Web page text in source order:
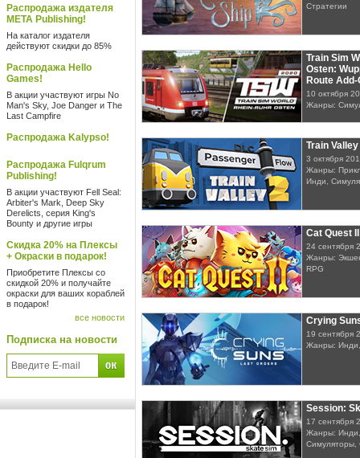
Распродажа издателя
META Publishing!
На каталог издателя
действуют скидки до 85%
Распродажа Hello
Games!
В акции участвуют игры No
Man's Sky, Joe Danger и The
Last Campfire
Распродажа Kalypso!
Распродажа Fulqrum
Publishing!
В акции участвуют Fell Seal:
Arbiter's Mark, Deep Sky
Derelicts, серия King's
Bounty и другие игры
Скидка 20% на Плексы
+ Окраски в подарок!
Приобретите Плексы со
скидкой 20% и получайте
окраски для ваших кораблей
в подарок!
все новости
Подписка на новости
Стратегии
Train Sim
Osten:
Route Add-
10 октября
Жанры:
Train
3 октября
Жанры:
Инди,
Cat Quest II
24 сентября
Жанры:
RPG
Crying
19 сентября
Жанры: Инди,
Session:
17 сентября
Жанры:
Симуляторы,